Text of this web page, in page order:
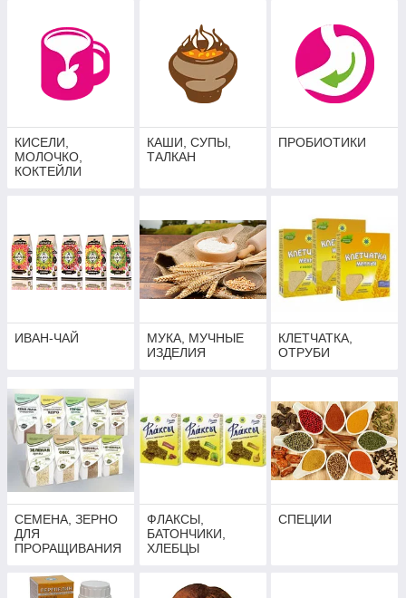
КИСЕЛИ,
МОЛОЧКО,
КОКТЕЙЛИ
КАШИ, СУПЫ,
ТАЛКАН
ПРОБИОТИКИ
ИВАН-ЧАЙ
МУКА, МУЧНЫЕ
ИЗДЕЛИЯ
КЛЕТЧАТКА,
ОТРУБИ
СЕМЕНА, ЗЕРНО
ДЛЯ
ПРОРАЩИВАНИЯ
ФЛАКСЫ,
БАТОНЧИКИ,
ХЛЕБЦЫ
СПЕЦИИ